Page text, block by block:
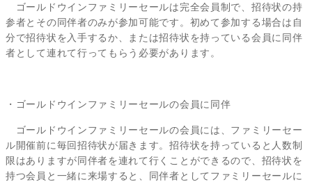
ゴールドウインファミリーセールは完全会員制で、招待状の持
参者とその同伴者のみが参加可能です。初めて参加する場合は自
分で招待状を入手するか、または招待状を持っている会員に同伴
者として連れて行ってもらう必要があります。
・ゴールドウインファミリーセールの会員に同伴
ゴールドウインファミリーセールの会員には、ファミリーセー
ル開催前に毎回招待状が届きます。招待状を持っていると人数制
限はありますが同伴者を連れて行くことができるので、招待状を
持つ会員と一緒に来場すると、同伴者としてファミリーセールに